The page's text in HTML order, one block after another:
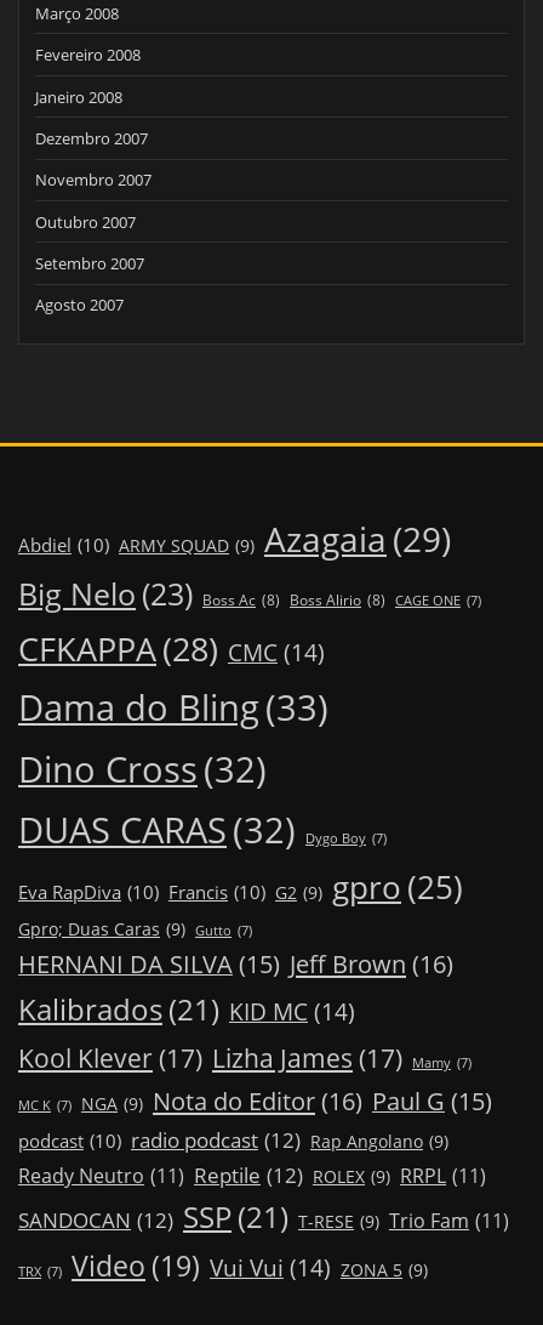
Março 2008
Fevereiro 2008
Janeiro 2008
Dezembro 2007
Novembro 2007
Outubro 2007
Setembro 2007
Agosto 2007
Abdiel (10) ARMY SQUAD (9) Azagaia (29)
Big Nelo (23) Boss Ac (8) Boss Alirio (8) CAGE ONE (7)
CFKAPPA(28) CMC (14)
Dama do Bling(33)
Dino Cross(32)
DUAS CARAS(32) Dygo Boy (7)
Eva RapDiva (10) Francis (10) G2 (9) gpro(25)
Gpro; Duas Caras (9) Gutto (7)
HERNANI DA SILVA(15) Jeff Brown (16)
Kalibrados(21) KID MC (14)
Kool Klever (17) Lizha James (17) Mamy (7)
MC K (7) NGA (9) Nota do Editor(16) Paul G (15)
podcast (10) radio podcast (12) Rap Angolano (9)
Ready Neutro (11) Reptile (12) ROLEX (9) RRPL (11)
SANDOCAN (12) SSP(21) T-RESE (9) Trio Fam (11)
TRX (7) Video (19) Vui Vui (14) ZONA 5 (9)